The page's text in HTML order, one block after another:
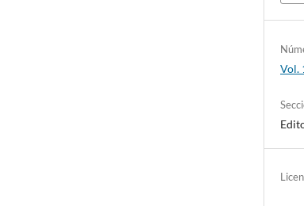
Vol.